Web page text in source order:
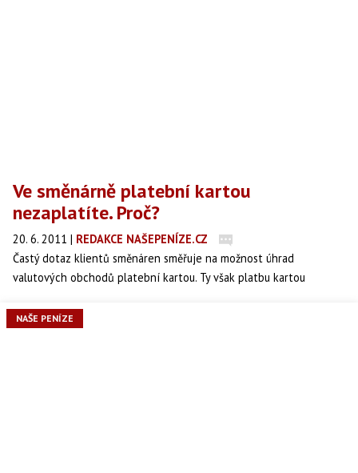
Ve směnárně platební kartou
nezaplatíte. Proč?
20. 6. 2011 | REDAKCE NAŠEPENÍZE.CZ
Častý dotaz klientů směnáren směřuje na možnost úhrad
valutových obchodů platební kartou. Ty však platbu kartou
NAŠE PENÍZE